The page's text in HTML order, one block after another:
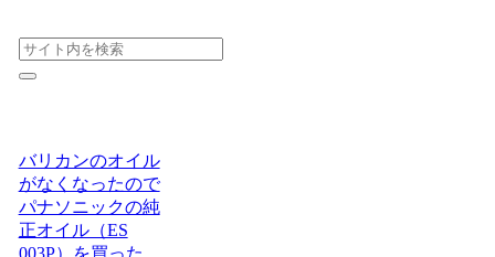
バリカンのオイル
がなくなったので
パナソニックの純
正オイル（ES